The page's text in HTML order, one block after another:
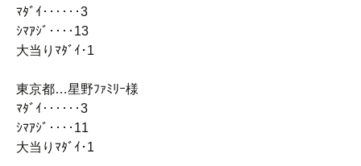
ﾏﾀﾞｲ‥‥‥3
ｼﾏｱｼﾞ‥‥13
大当りﾏﾀﾞｲ･1
東京都…星野ﾌｧﾐﾘｰ様
ﾏﾀﾞｲ‥‥‥3
ｼﾏｱｼﾞ‥‥11
大当りﾏﾀﾞｲ･1